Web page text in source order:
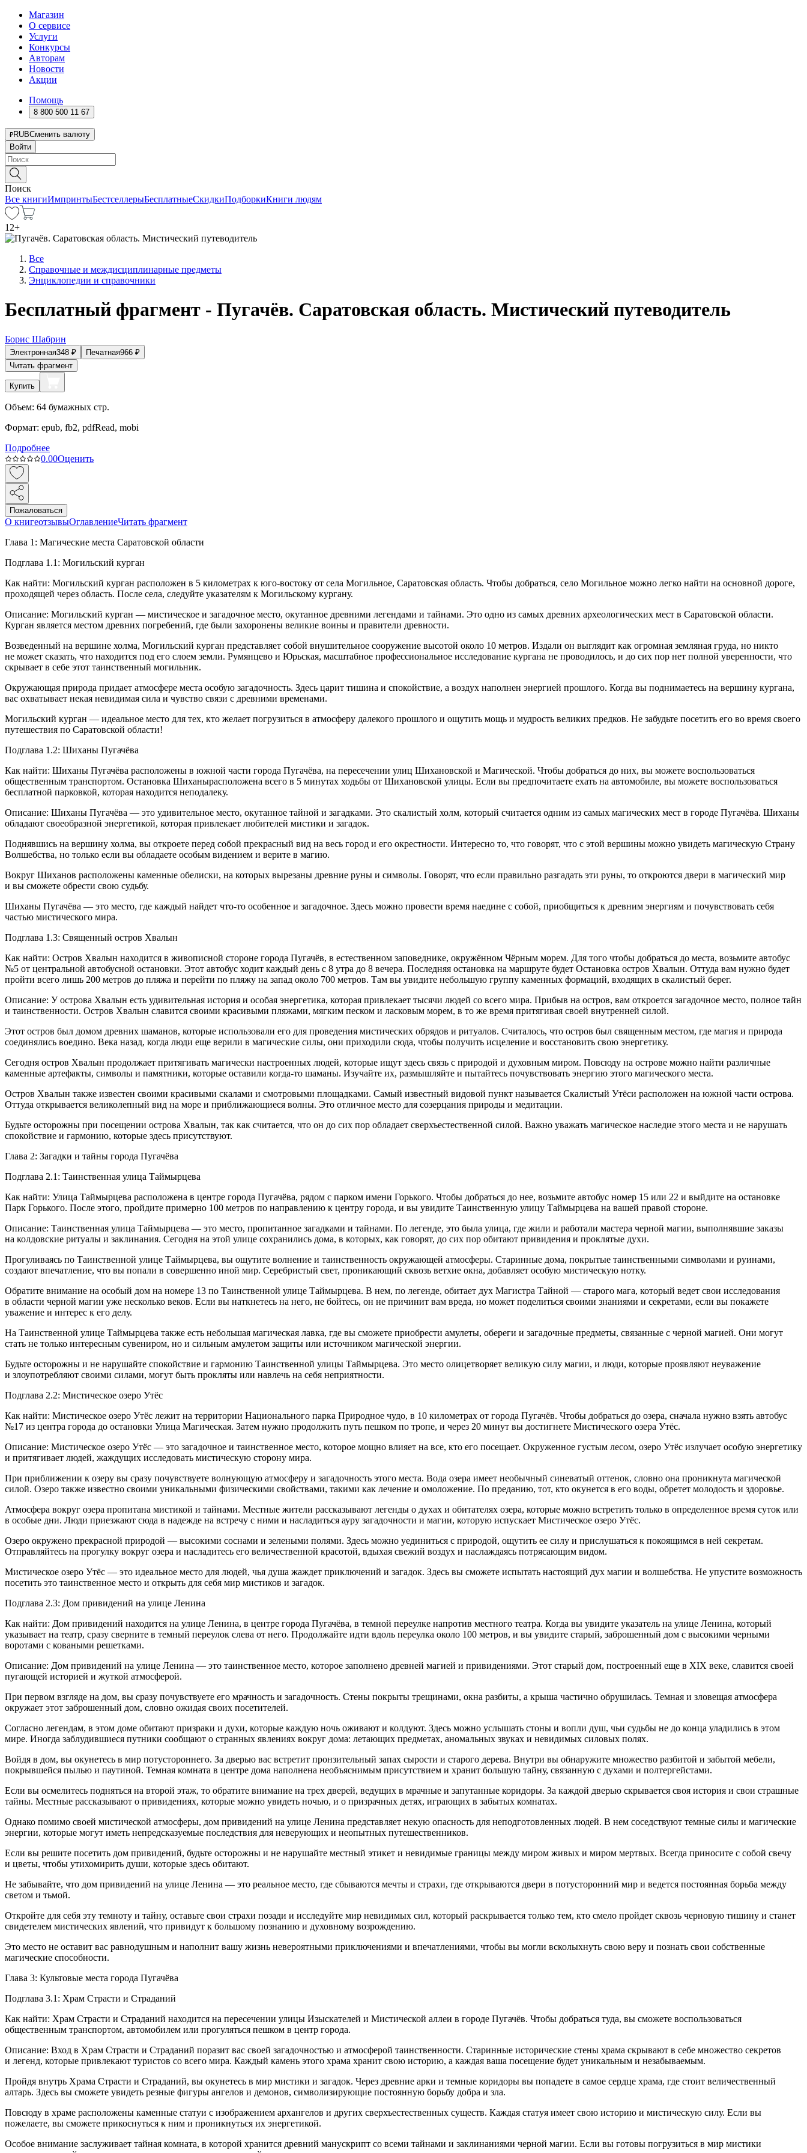
Магазин
О сервисе
Услуги
Конкурсы
Авторам
Новости
Акции
Помощь
8 800 500 11 67
RUBСменить валюту
Войти
Поиск
Все книгиИмпринтыБестселлерыБесплатныеСкидкиПодборкиКниги людям
12+
Все
Справочные и междисциплинарные предметы
Энциклопедии и справочники
Бесплатный фрагмент - Пугачёв. Саратовская область. Мистический путеводитель
Борис Шабрин
Электронная348 ₽ Печатная966 ₽
Читать фрагмент
Купить
Объем: 64 бумажных стр.
Формат: epub, fb2, pdfRead, mobi
Подробнее
0.00Оценить
Пожаловаться
О книгеотзывыОглавлениеЧитать фрагмент
Глава 1: Магические места Саратовской области
Подглава 1.1: Могильский курган
Как найти: Могильский курган расположен в 5 километрах к юго-востоку от села Могильное, Саратовская область. Чтобы добраться, село Могильное можно легко найти на основной дороге,
проходящей через область. После села, следуйте указателям к Могильскому кургану.
Описание: Могильский курган — мистическое и загадочное место, окутанное древними легендами и тайнами. Это одно из самых древних археологических мест в Саратовской области.
Курган является местом древних погребений, где были захоронены великие воины и правители древности.
Возведенный на вершине холма, Могильский курган представляет собой внушительное сооружение высотой около 10 метров. Издали он выглядит как огромная земляная груда, но никто
не может сказать, что находится под его слоем земли. Румянцево и Юрьская, масштабное профессиональное исследование кургана не проводилось, и до сих пор нет полной уверенности, что
скрывает в себе этот таинственный могильник.
Окружающая природа придает атмосфере места особую загадочность. Здесь царит тишина и спокойствие, а воздух наполнен энергией прошлого. Когда вы поднимаетесь на вершину кургана,
вас охватывает некая невидимая сила и чувство связи с древними временами.
Могильский курган — идеальное место для тех, кто желает погрузиться в атмосферу далекого прошлого и ощутить мощь и мудрость великих предков. Не забудьте посетить его во время своего
путешествия по Саратовской области!
Подглава 1.2: Шиханы Пугачёва
Как найти: Шиханы Пугачёва расположены в южной части города Пугачёва, на пересечении улиц Шихановской и Магической. Чтобы добраться до них, вы можете воспользоваться
общественным транспортом. Остановка Шиханырасположена всего в 5 минутах ходьбы от Шихановской улицы. Если вы предпочитаете ехать на автомобиле, вы можете воспользоваться
бесплатной парковкой, которая находится неподалеку.
Описание: Шиханы Пугачёва — это удивительное место, окутанное тайной и загадками. Это скалистый холм, который считается одним из самых магических мест в городе Пугачёва. Шиханы
обладают своеобразной энергетикой, которая привлекает любителей мистики и загадок.
Поднявшись на вершину холма, вы откроете перед собой прекрасный вид на весь город и его окрестности. Интересно то, что говорят, что с этой вершины можно увидеть магическую Страну
Волшебства, но только если вы обладаете особым видением и верите в магию.
Вокруг Шиханов расположены каменные обелиски, на которых вырезаны древние руны и символы. Говорят, что если правильно разгадать эти руны, то откроются двери в магический мир
и вы сможете обрести свою судьбу.
Шиханы Пугачёва — это место, где каждый найдет что-то особенное и загадочное. Здесь можно провести время наедине с собой, приобщиться к древним энергиям и почувствовать себя
частью мистического мира.
Подглава 1.3: Священный остров Хвалын
Как найти: Остров Хвалын находится в живописной стороне города Пугачёв, в естественном заповеднике, окружённом Чёрным морем. Для того чтобы добраться до места, возьмите автобус
№5 от центральной автобусной остановки. Этот автобус ходит каждый день с 8 утра до 8 вечера. Последняя остановка на маршруте будет Остановка остров Хвалын. Оттуда вам нужно будет
пройти всего лишь 200 метров до пляжа и перейти по пляжу на запад около 700 метров. Там вы увидите небольшую группу каменных формаций, входящих в скалистый берег.
Описание: У острова Хвалын есть удивительная история и особая энергетика, которая привлекает тысячи людей со всего мира. Прибыв на остров, вам откроется загадочное место, полное тайн
и таинственности. Остров Хвалын славится своими красивыми пляжами, мягким песком и ласковым морем, в то же время притягивая своей внутренней силой.
Этот остров был домом древних шаманов, которые использовали его для проведения мистических обрядов и ритуалов. Считалось, что остров был священным местом, где магия и природа
соединялись воедино. Века назад, когда люди еще верили в магические силы, они приходили сюда, чтобы получить исцеление и восстановить свою энергетику.
Сегодня остров Хвалын продолжает притягивать магически настроенных людей, которые ищут здесь связь с природой и духовным миром. Повсюду на острове можно найти различные
каменные артефакты, символы и памятники, которые оставили когда-то шаманы. Изучайте их, размышляйте и пытайтесь почувствовать энергию этого магического места.
Остров Хвалын также известен своими красивыми скалами и смотровыми площадками. Самый известный видовой пункт называется Скалистый Утёси расположен на южной части острова.
Оттуда открывается великолепный вид на море и приближающиеся волны. Это отличное место для созерцания природы и медитации.
Будьте осторожны при посещении острова Хвалын, так как считается, что он до сих пор обладает сверхъестественной силой. Важно уважать магическое наследие этого места и не нарушать
спокойствие и гармонию, которые здесь присутствуют.
Глава 2: Загадки и тайны города Пугачёва
Подглава 2.1: Таинственная улица Таймырцева
Как найти: Улица Таймырцева расположена в центре города Пугачёва, рядом с парком имени Горького. Чтобы добраться до нее, возьмите автобус номер 15 или 22 и выйдите на остановке
Парк Горького. После этого, пройдите примерно 100 метров по направлению к центру города, и вы увидите Таинственную улицу Таймырцева на вашей правой стороне.
Описание: Таинственная улица Таймырцева — это место, пропитанное загадками и тайнами. По легенде, это была улица, где жили и работали мастера черной магии, выполнявшие заказы
на колдовские ритуалы и заклинания. Сегодня на этой улице сохранились дома, в которых, как говорят, до сих пор обитают привидения и проклятые духи.
Прогуливаясь по Таинственной улице Таймырцева, вы ощутите волнение и таинственность окружающей атмосферы. Старинные дома, покрытые таинственными символами и руинами,
создают впечатление, что вы попали в совершенно иной мир. Серебристый свет, проникающий сквозь ветхие окна, добавляет особую мистическую нотку.
Обратите внимание на особый дом на номере 13 по Таинственной улице Таймырцева. В нем, по легенде, обитает дух Магистра Тайной — старого мага, который ведет свои исследования
в области черной магии уже несколько веков. Если вы наткнетесь на него, не бойтесь, он не причинит вам вреда, но может поделиться своими знаниями и секретами, если вы покажете
уважение и интерес к его делу.
На Таинственной улице Таймырцева также есть небольшая магическая лавка, где вы сможете приобрести амулеты, обереги и загадочные предметы, связанные с черной магией. Они могут
стать не только интересным сувениром, но и сильным амулетом защиты или источником магической энергии.
Будьте осторожны и не нарушайте спокойствие и гармонию Таинственной улицы Таймырцева. Это место олицетворяет великую силу магии, и люди, которые проявляют неуважение
и злоупотребляют своими силами, могут быть прокляты или навлечь на себя неприятности.
Подглава 2.2: Мистическое озеро Утёс
Как найти: Мистическое озеро Утёс лежит на территории Национального парка Природное чудо, в 10 километрах от города Пугачёв. Чтобы добраться до озера, сначала нужно взять автобус
№17 из центра города до остановки Улица Магическая. Затем нужно продолжить путь пешком по тропе, и через 20 минут вы достигнете Мистического озера Утёс.
Описание: Мистическое озеро Утёс — это загадочное и таинственное место, которое мощно влияет на все, кто его посещает. Окруженное густым лесом, озеро Утёс излучает особую энергетику
и притягивает людей, жаждущих исследовать мистическую сторону мира.
При приближении к озеру вы сразу почувствуете волнующую атмосферу и загадочность этого места. Вода озера имеет необычный синеватый оттенок, словно она проникнута магической
силой. Озеро также известно своими уникальными физическими свойствами, такими как лечение и омоложение. По преданию, тот, кто окунется в его воды, обретет молодость и здоровье.
Атмосфера вокруг озера пропитана мистикой и тайнами. Местные жители рассказывают легенды о духах и обитателях озера, которые можно встретить только в определенное время суток или
в особые дни. Люди приезжают сюда в надежде на встречу с ними и насладиться ауру загадочности и магии, которую испускает Мистическое озеро Утёс.
Озеро окружено прекрасной природой — высокими соснами и зелеными полями. Здесь можно уединиться с природой, ощутить ее силу и прислушаться к покоящимся в ней секретам.
Отправляйтесь на прогулку вокруг озера и насладитесь его величественной красотой, вдыхая свежий воздух и наслаждаясь потрясающим видом.
Мистическое озеро Утёс — это идеальное место для людей, чья душа жаждет приключений и загадок. Здесь вы сможете испытать настоящий дух магии и волшебства. Не упустите возможность
посетить это таинственное место и открыть для себя мир мистиков и загадок.
Подглава 2.3: Дом привидений на улице Ленина
Как найти: Дом привидений находится на улице Ленина, в центре города Пугачёва, в темной переулке напротив местного театра. Когда вы увидите указатель на улице Ленина, который
указывает на театр, сразу сверните в темный переулок слева от него. Продолжайте идти вдоль переулка около 100 метров, и вы увидите старый, заброшенный дом с высокими черными
воротами с коваными решетками.
Описание: Дом привидений на улице Ленина — это таинственное место, которое заполнено древней магией и привидениями. Этот старый дом, построенный еще в XIX веке, славится своей
пугающей историей и жуткой атмосферой.
При первом взгляде на дом, вы сразу почувствуете его мрачность и загадочность. Стены покрыты трещинами, окна разбиты, а крыша частично обрушилась. Темная и зловещая атмосфера
окружает этот заброшенный дом, словно ожидая своих посетителей.
Согласно легендам, в этом доме обитают призраки и духи, которые каждую ночь оживают и колдуют. Здесь можно услышать стоны и вопли душ, чьи судьбы не до конца уладились в этом
мире. Иногда заблудившиеся путники сообщают о странных явлениях вокруг дома: летающих предметах, аномальных звуках и невидимых силовых полях.
Войдя в дом, вы окунетесь в мир потустороннего. За дверью вас встретит пронзительный запах сырости и старого дерева. Внутри вы обнаружите множество разбитой и забытой мебели,
покрывшейся пылью и паутиной. Темная комната в центре дома наполнена необъяснимым присутствием и хранит большую тайну, связанную с духами и полтергейстами.
Если вы осмелитесь подняться на второй этаж, то обратите внимание на трех дверей, ведущих в мрачные и запутанные коридоры. За каждой дверью скрывается своя история и свои страшные
тайны. Местные рассказывают о привидениях, которые можно увидеть ночью, и о призрачных детях, играющих в забытых комнатах.
Однако помимо своей мистической атмосферы, дом привидений на улице Ленина представляет некую опасность для неподготовленных людей. В нем соседствуют темные силы и магические
энергии, которые могут иметь непредсказуемые последствия для неверующих и неопытных путешественников.
Если вы решите посетить дом привидений, будьте осторожны и не нарушайте местный этикет и невидимые границы между миром живых и миром мертвых. Всегда приносите с собой свечу
и цветы, чтобы утихомирить души, которые здесь обитают.
Не забывайте, что дом привидений на улице Ленина — это реальное место, где сбываются мечты и страхи, где открываются двери в потусторонний мир и ведется постоянная борьба между
светом и тьмой.
Откройте для себя эту темноту и тайну, оставьте свои страхи позади и исследуйте мир невидимых сил, который раскрывается только тем, кто смело пройдет сквозь черновую тишину и станет
свидетелем мистических явлений, что привидут к большому познанию и духовному возрождению.
Это место не оставит вас равнодушным и наполнит вашу жизнь невероятными приключениями и впечатлениями, чтобы вы могли всколыхнуть свою веру и познать свои собственные
магические способности.
Глава 3: Культовые места города Пугачёва
Подглава 3.1: Храм Страсти и Страданий
Как найти: Храм Страсти и Страданий находится на пересечении улицы Изыскателей и Мистической аллеи в городе Пугачёв. Чтобы добраться туда, вы сможете воспользоваться
общественным транспортом, автомобилем или прогуляться пешком в центр города.
Описание: Вход в Храм Страсти и Страданий поразит вас своей загадочностью и атмосферой таинственности. Старинные исторические стены храма скрывают в себе множество секретов
и легенд, которые привлекают туристов со всего мира. Каждый камень этого храма хранит свою историю, а каждая ваша посещение будет уникальным и незабываемым.
Пройдя внутрь Храма Страсти и Страданий, вы окунетесь в мир мистики и загадок. Через древние арки и темные коридоры вы попадете в самое сердце храма, где стоит величественный
алтарь. Здесь вы сможете увидеть резные фигуры ангелов и демонов, символизирующие постоянную борьбу добра и зла.
Повсюду в храме расположены каменные статуи с изображением архангелов и других сверхъестественных существ. Каждая статуя имеет свою историю и мистическую силу. Если вы
пожелаете, вы сможете прикоснуться к ним и проникнуться их энергетикой.
Особое внимание заслуживает тайная комната, в которой хранится древний манускрипт со всеми тайнами и заклинаниями черной магии. Если вы готовы погрузиться в мир мистики